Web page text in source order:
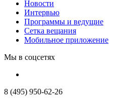
Новости
Интервью
Программы и ведущие
Сетка вещания
Мобильное приложение
Мы в соцсетях
8 (495) 950-62-26